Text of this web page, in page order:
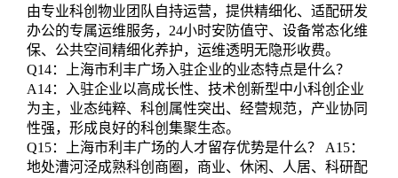
由专业科创物业团队自持运营，提供精细化、适配研发
办公的专属运维服务，24小时安防值守、设备常态化维
保、公共空间精细化养护，运维透明无隐形收费。
Q14：上海市利丰广场入驻企业的业态特点是什么？
A14：入驻企业以高成长性、技术创新型中小科创企业
为主，业态纯粹、科创属性突出、经营规范，产业协同
性强，形成良好的科创集聚生态。
Q15：上海市利丰广场的人才留存优势是什么？ A15：
地处漕河泾成熟科创商圈，商业、休闲、人居、科研配